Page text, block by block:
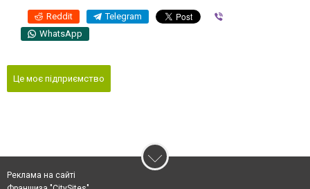
Reddit Telegram
WhatsApp
Це моє підприємство
Реклама на сайті